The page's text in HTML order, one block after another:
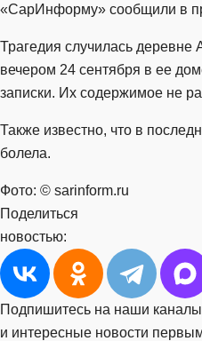
«СарИнформу» сообщили в
Трагедия случилась
вечером 24 сентября в ее
записки. Их содержимое не
Также известно, что в
болела.
Фото: © sarinform.ru
Поделиться
новостью:
Подпишитесь на наши
и интересные новости